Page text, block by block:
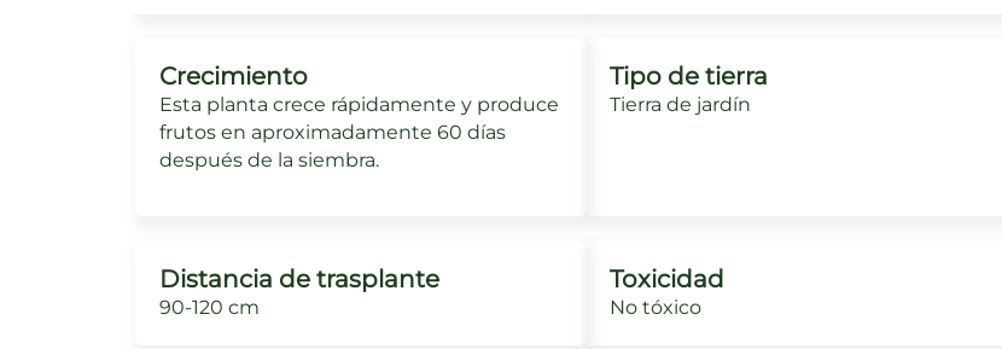
Crecimiento
Esta planta crece rápidamente y produce
frutos en aproximadamente 60 días
después de la siembra.
Tipo de tierra
Tierra de jardín
Distancia de trasplante
90-120 cm
Toxicidad
No tóxico